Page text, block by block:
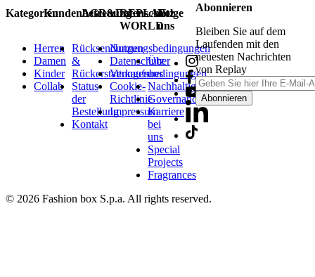
Kategorien
Herren
Damen
Kinder
Collab
Kundenbetreuung
Rücksendungen
&
Rückerstattungen
Status
der
Bestellung
Kontakt
AGB&Datenschutz
Nutzungsbedingungen
Datenschutz
Verkaufsbedingungen
Cookie-
Richtlinie
Impressum
REPLAY
WORLD
Über
uns
Nachhaltigkeit
Governance
Karriere
bei
uns
Special
Projects
Fragrances
Folge
uns
Abonnieren
Bleiben Sie auf dem
Laufenden mit den
neuesten Nachrichten
von Replay
Abonnieren
© 2026 Fashion box S.p.a. All rights reserved.